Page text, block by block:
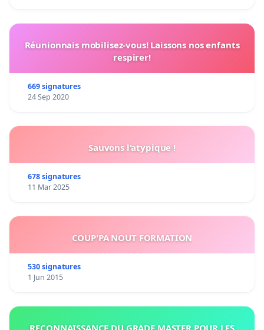
Réunionnais mobilisez-vous! Laissons nos enfants
respirer!
669 signatures
24 Sep 2020
Sauvons l'atypique !
678 signatures
11 Mar 2025
COUP'PA NOUT FORMATION
530 signatures
1 Jun 2015
RECONNAISSANCE DU GRADE MASTER POUR LES